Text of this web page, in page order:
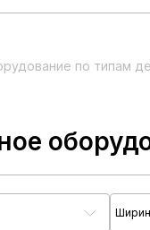
по типам